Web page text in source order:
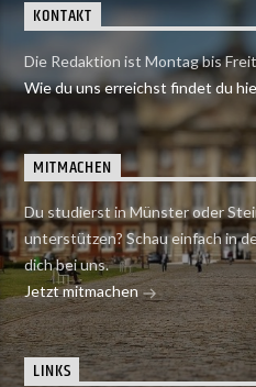
KONTAKT
Die Redaktion ist Montag bis
Wie du uns erreichst findet du
MITMACHEN
Du studierst in Münster oder
unterstützen? Schau einfach in
dich bei uns.
Jetzt mitmachen
LINKS